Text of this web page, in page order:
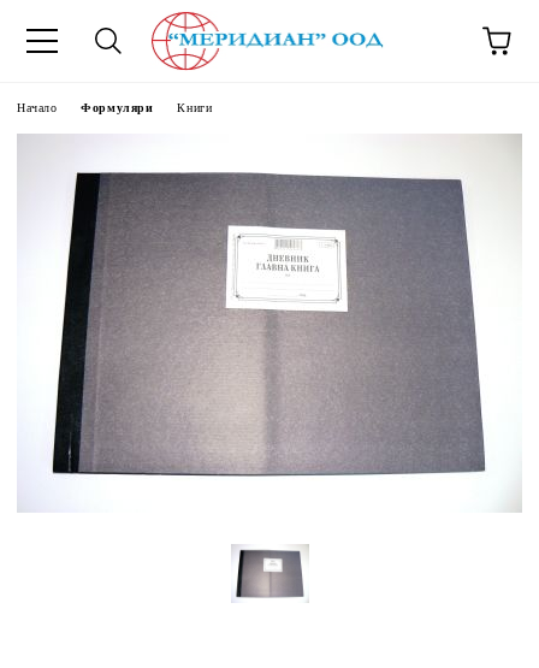
Начало Формуляри Книги